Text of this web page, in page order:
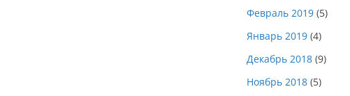
Февраль 2019 (5)
Январь 2019 (4)
Декабрь 2018 (9)
Ноябрь 2018 (5)